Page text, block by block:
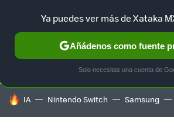
SELECCIÓN GAMING HOME
HOY SE HABLA DE
IA Nintendo Switch Samsung
Ya puedes ver más de Xataka
Añádenos como fuente
Solo necesitas una cuenta de